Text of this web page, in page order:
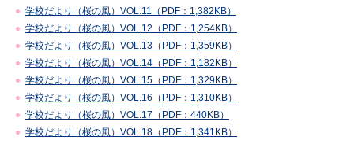
学校だより（桜の風）VOL.11（PDF：1,382KB）
学校だより（桜の風）VOL.12（PDF：1,254KB）
学校だより（桜の風）VOL.13（PDF：1,359KB）
学校だより（桜の風）VOL.14（PDF：1,182KB）
学校だより（桜の風） VOL.15（PDF：1,329KB）
学校だより（桜の風）VOL.16（PDF：1,310KB）
学校だより（桜の風）VOL.17（PDF：440KB）
学校だより（桜の風）VOL.18（PDF：1,341KB）